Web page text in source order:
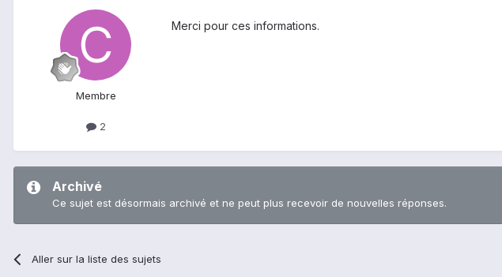
Membre
2
Merci pour ces informations.
Archivé
Ce sujet est désormais archivé et ne peut plus recevoir de nouvelles réponses.
Aller sur la liste des sujets